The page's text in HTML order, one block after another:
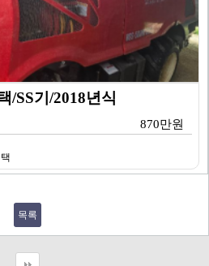
/SS기/2018년식
870만원
목록